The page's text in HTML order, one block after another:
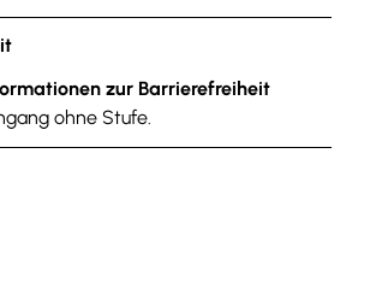
zur Barrierefreiheit
ohne Stufe.